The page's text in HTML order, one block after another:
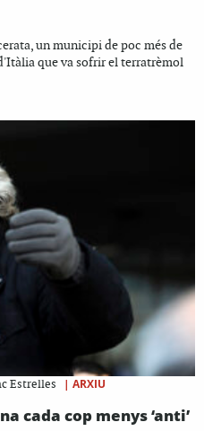
un municipi de poc més de
que va sofrir el terratrèmol
Estrelles | ARXIU
cada cop menys ‘anti’